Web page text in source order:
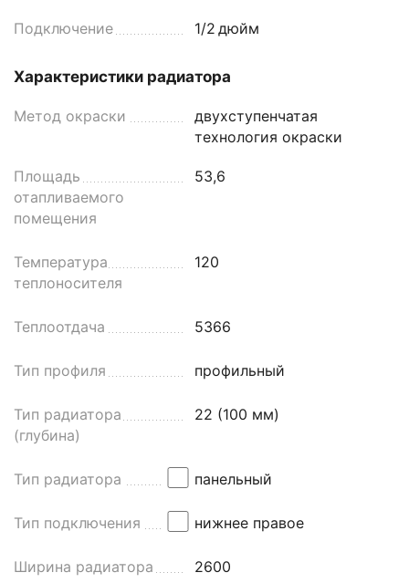
Подключение 1/2 дюйм
Характеристики радиатора
Метод окраски
двухступенчатая
технология окраски
Площадь
отапливаемого
помещения
53,6
Температура
теплоносителя
120
Теплоотдача 5366
Тип профиля профильный
Тип радиатора
(глубина)
22 (100 мм)
Тип радиатора панельный
Тип подключения нижнее правое
Ширина радиатора 2600